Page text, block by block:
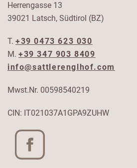
Herrengasse 13
39021 Latsch, Südtirol (BZ)
T. +39 0473 623 030
M. +39 347 903 8409
info@sattlerenglhof.com
Mwst.Nr. 00598540219
CIN: IT021037A1GPA9ZUHW